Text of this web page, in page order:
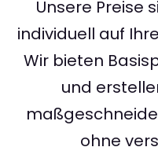
Unsere Preise
individuell auf
Wir bieten
und
ohne